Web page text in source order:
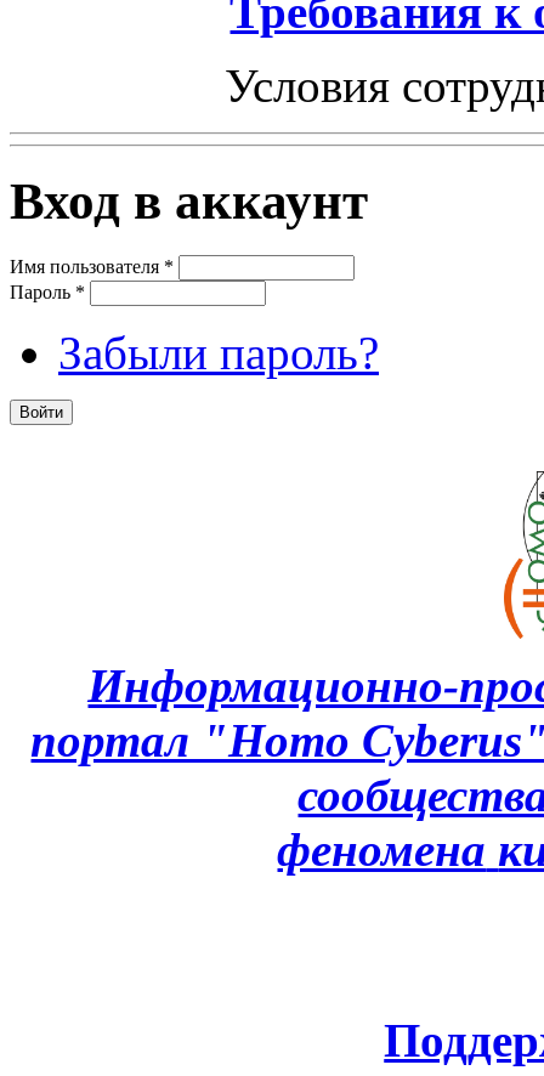
Требования к
Условия
Вход в аккаунт
Имя пользователя *
Пароль *
Забыли пароль?
Информационно-
портал "Homo
феномена